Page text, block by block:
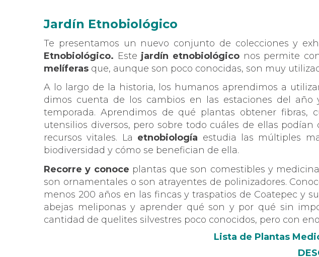
Jardín Etnobiológico
Te presentamos un nuevo conjunto de colecciones y
Etnobiológico. Este jardín etnobiológico nos permite
melíferas que, aunque son poco conocidas, son muy
A lo largo de la historia, los humanos aprendimos a
dimos cuenta de los cambios en las estaciones del
temporada. Aprendimos de qué plantas obtener fibras,
utensilios diversos, pero sobre todo cuáles de ellas
recursos vitales. La etnobiología estudia las múltiples
biodiversidad y cómo se benefician de ella.
Recorre y conoce plantas que son comestibles y
son ornamentales o son atrayentes de polinizadores.
menos 200 años en las fincas y traspatios de Coatepec y
abejas meliponas y aprender qué son y por qué sin
cantidad de quelites silvestres poco conocidos, pero con
Lista de Plantas